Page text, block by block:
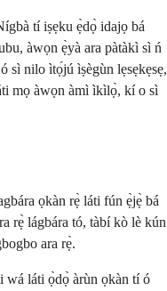
tí iṣẹku ẹ̀dọ̀ idajọ bá
àwọn ẹ̀yà ara pàtàkì sì ń
sì nilo ìtọ́jú ìṣègùn lẹsẹkẹsẹ,
mọ àwọn àmì ìkìlọ̀, kí o sì
ọkàn rẹ̀ láti fún ẹ̀jẹ̀ bá
rẹ̀ lágbára tó, tàbí kò lè kún
ara rẹ̀.
wá láti ọ̀dọ̀ àrùn ọkàn tí ó